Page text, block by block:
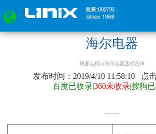
海尔电器
联宜电机与海尔电器达成合作
发布时间：2019/4/10 11:58:10 点击
百度已收录|360未收录|搜狗
——